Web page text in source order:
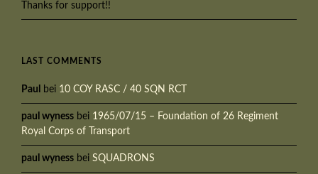
Thanks for support!!
LAST COMMENTS
Paul bei 10 COY RASC / 40 SQN RCT
paul wyness bei 1965/07/15 – Foundation of 26 Regiment
Royal Corps of Transport
paul wyness bei SQUADRONS